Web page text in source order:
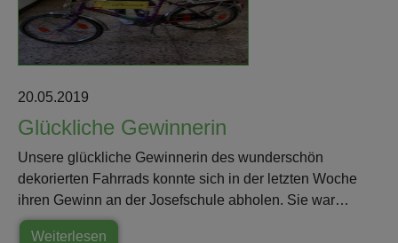
20.05.2019
Glückliche Gewinnerin
Unsere glückliche Gewinnerin des wunderschön
dekorierten Fahrrads konnte sich in der letzten Woche
ihren Gewinn an der Josefschule abholen. Sie war…
Weiterlesen